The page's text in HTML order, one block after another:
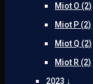
Miot O (2)
Miot P (2)
Miot Q (2)
Miot R (2)
2023 ↓